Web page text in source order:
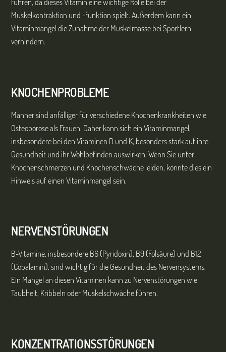
führen, da dieses Vitamin eine wichtige Rolle bei der
Muskelkontraktion und -funktion spielt. Außerdem kann ein
Vitaminmangel die Zunahme der Muskelmasse bei Sportlern
verhindern.
KNOCHENPROBLEME
Männer sind anfälliger für verschiedene Knochenkrankheiten wie
Osteoporose als Frauen. Daher kann sich ein Vitaminmangel,
insbesondere bei den Vitaminen D und K, besonders stark auf ihre
Gesundheit und ihr Wohlbefinden auswirken. Wenn Sie unter
Knochenschmerzen und Knochenschwäche leiden, könnte dies ein
Hinweis auf einen Vitaminmangel sein.
NERVENSTÖRUNGEN
B-Vitamine, insbesondere B6 (Pyridoxin), B9 (Folsäure) und B12
(Cobalamin), sind wichtig für die Gesundheit des Nervensystems.
Ein Mangel an diesen Vitaminen kann zu Nervenstörungen wie
Taubheit, Kribbeln oder Muskelschwäche führen.
KONZENTRATIONSSTÖRUNGEN